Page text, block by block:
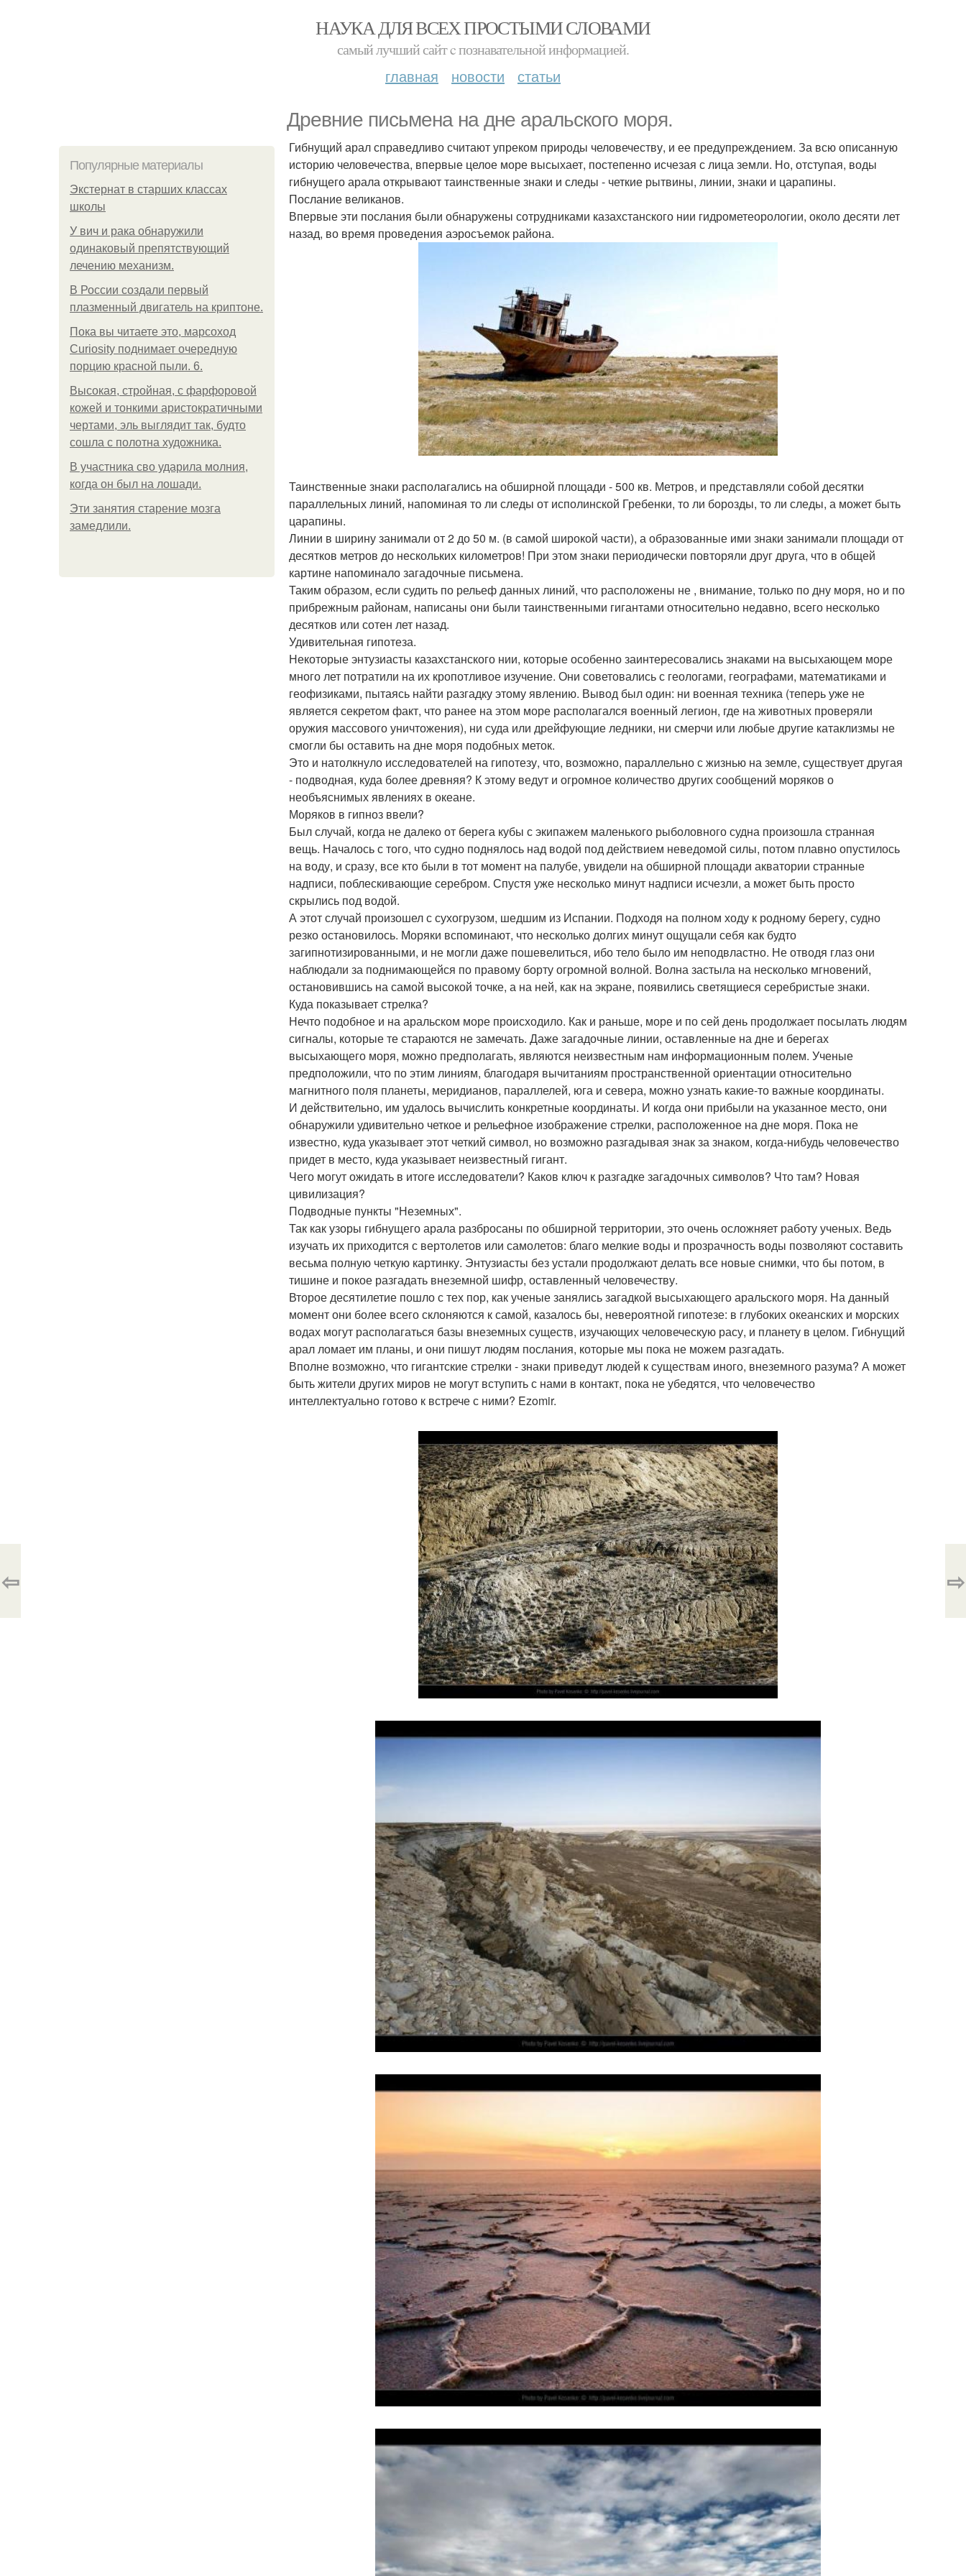
НАУКА ДЛЯ ВСЕХ ПРОСТЫМИ СЛОВАМИ
самый лучший сайт c познавательной информацией.
главная новости статьи
Древние письмена на дне аральского моря.
Популярные материалы
Экстернат в старших классах
школы
У вич и рака обнаружили
одинаковый препятствующий
лечению механизм.
В России создали первый
плазменный двигатель на криптоне.
Пока вы читаете это, марсоход
Curiosity поднимает очередную
порцию красной пыли. 6.
Высокая, стройная, с фарфоровой
кожей и тонкими аристократичными
чертами, эль выглядит так, будто
сошла с полотна художника.
В участника сво ударила молния,
когда он был на лошади.
Эти занятия старение мозга
замедлили.
Гибнущий арал справедливо считают упреком природы человечеству, и ее предупреждением. За всю описанную
историю человечества, впервые целое море высыхает, постепенно исчезая с лица земли. Но, отступая, воды
гибнущего арала открывают таинственные знаки и следы - четкие рытвины, линии, знаки и царапины.
Послание великанов.
Впервые эти послания были обнаружены сотрудниками казахстанского нии гидрометеорологии, около десяти лет
назад, во время проведения аэросъемок района.
Таинственные знаки располагались на обширной площади - 500 кв. Метров, и представляли собой десятки
параллельных линий, напоминая то ли следы от исполинской Гребенки, то ли борозды, то ли следы, а может быть
царапины.
Линии в ширину занимали от 2 до 50 м. (в самой широкой части), а образованные ими знаки занимали площади от
десятков метров до нескольких километров! При этом знаки периодически повторяли друг друга, что в общей
картине напоминало загадочные письмена.
Таким образом, если судить по рельеф данных линий, что расположены не , внимание, только по дну моря, но и по
прибрежным районам, написаны они были таинственными гигантами относительно недавно, всего несколько
десятков или сотен лет назад.
Удивительная гипотеза.
Некоторые энтузиасты казахстанского нии, которые особенно заинтересовались знаками на высыхающем море
много лет потратили на их кропотливое изучение. Они советовались с геологами, географами, математиками и
геофизиками, пытаясь найти разгадку этому явлению. Вывод был один: ни военная техника (теперь уже не
является секретом факт, что ранее на этом море располагался военный легион, где на животных проверяли
оружия массового уничтожения), ни суда или дрейфующие ледники, ни смерчи или любые другие катаклизмы не
смогли бы оставить на дне моря подобных меток.
Это и натолкнуло исследователей на гипотезу, что, возможно, параллельно с жизнью на земле, существует другая
- подводная, куда более древняя? К этому ведут и огромное количество других сообщений моряков о
необъяснимых явлениях в океане.
Моряков в гипноз ввели?
Был случай, когда не далеко от берега кубы с экипажем маленького рыболовного судна произошла странная
вещь. Началось с того, что судно поднялось над водой под действием неведомой силы, потом плавно опустилось
на воду, и сразу, все кто были в тот момент на палубе, увидели на обширной площади акватории странные
надписи, поблескивающие серебром. Спустя уже несколько минут надписи исчезли, а может быть просто
скрылись под водой.
А этот случай произошел с сухогрузом, шедшим из Испании. Подходя на полном ходу к родному берегу, судно
резко остановилось. Моряки вспоминают, что несколько долгих минут ощущали себя как будто
загипнотизированными, и не могли даже пошевелиться, ибо тело было им неподвластно. Не отводя глаз они
наблюдали за поднимающейся по правому борту огромной волной. Волна застыла на несколько мгновений,
остановившись на самой высокой точке, а на ней, как на экране, появились светящиеся серебристые знаки.
Куда показывает стрелка?
Нечто подобное и на аральском море происходило. Как и раньше, море и по сей день продолжает посылать людям
сигналы, которые те стараются не замечать. Даже загадочные линии, оставленные на дне и берегах
высыхающего моря, можно предполагать, являются неизвестным нам информационным полем. Ученые
предположили, что по этим линиям, благодаря вычитаниям пространственной ориентации относительно
магнитного поля планеты, меридианов, параллелей, юга и севера, можно узнать какие-то важные координаты.
И действительно, им удалось вычислить конкретные координаты. И когда они прибыли на указанное место, они
обнаружили удивительно четкое и рельефное изображение стрелки, расположенное на дне моря. Пока не
известно, куда указывает этот четкий символ, но возможно разгадывая знак за знаком, когда-нибудь человечество
придет в место, куда указывает неизвестный гигант.
Чего могут ожидать в итоге исследователи? Каков ключ к разгадке загадочных символов? Что там? Новая
цивилизация?
Подводные пункты "Неземных".
Так как узоры гибнущего арала разбросаны по обширной территории, это очень осложняет работу ученых. Ведь
изучать их приходится с вертолетов или самолетов: благо мелкие воды и прозрачность воды позволяют составить
весьма полную четкую картинку. Энтузиасты без устали продолжают делать все новые снимки, что бы потом, в
тишине и покое разгадать внеземной шифр, оставленный человечеству.
Второе десятилетие пошло с тех пор, как ученые занялись загадкой высыхающего аральского моря. На данный
момент они более всего склоняются к самой, казалось бы, невероятной гипотезе: в глубоких океанских и морских
водах могут располагаться базы внеземных существ, изучающих человеческую расу, и планету в целом. Гибнущий
арал ломает им планы, и они пишут людям послания, которые мы пока не можем разгадать.
Вполне возможно, что гигантские стрелки - знаки приведут людей к существам иного, внеземного разума? А может
быть жители других миров не могут вступить с нами в контакт, пока не убедятся, что человечество
интеллектуально готово к встрече с ними? Ezomir.
⇦ ⇨